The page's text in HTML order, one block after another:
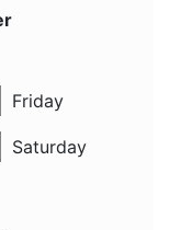
Friday
Saturday